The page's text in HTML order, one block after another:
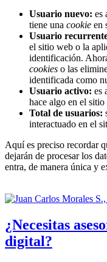
Usuario nuevo: es
tiene una cookie en
Usuario
el sitio web o la
identificación.
cookies o las
identificada como
Usuario activo: es
hace algo en el sitio
Total de usuarios:
interactuado en el
Aquí es preciso recordar
dejarán de procesar los
entra, de manera única y
¿Necesitas
digital?